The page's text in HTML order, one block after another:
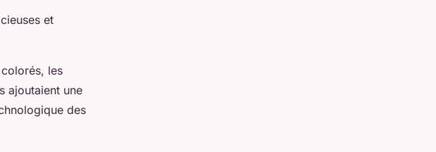
et
les
ajoutaient une
des